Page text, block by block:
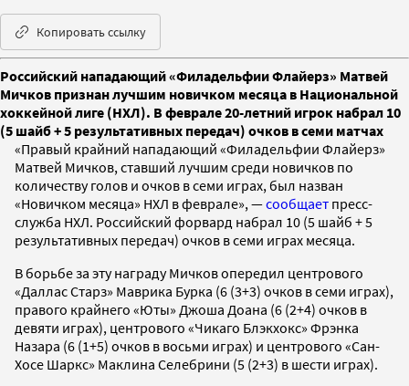
Копировать ссылку
Российский нападающий «Филадельфии Флайерз» Матвей
Мичков признан лучшим новичком месяца в Национальной
хоккейной лиге (НХЛ). В феврале 20-летний игрок набрал 10
(5 шайб + 5 результативных передач) очков в семи матчах
«Правый крайний нападающий «Филадельфии Флайерз»
Матвей Мичков, ставший лучшим среди новичков по
количеству голов и очков в семи играх, был назван
«Новичком месяца» НХЛ в феврале», —сообщает пресс-
служба НХЛ. Российский форвард набрал 10 (5 шайб + 5
результативных передач) очков в семи играх месяца.
В борьбе за эту награду Мичков опередил центрового
«Даллас Старз» Маврика Бурка (6 (3+3) очков в семи играх),
правого крайнего «Юты» Джоша Доана (6 (2+4) очков в
девяти играх), центрового «Чикаго Блэкхокс» Фрэнка
Назара (6 (1+5) очков в восьми играх) и центрового «Сан-
Хосе Шаркс» Маклина Селебрини (5 (2+3) в шести играх).